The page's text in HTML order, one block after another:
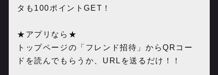
タも100ポイントGET！
★アプリなら★
トップページの「フレンド招待」からQRコー
ドを読んでもらうか、URLを送るだけ！！